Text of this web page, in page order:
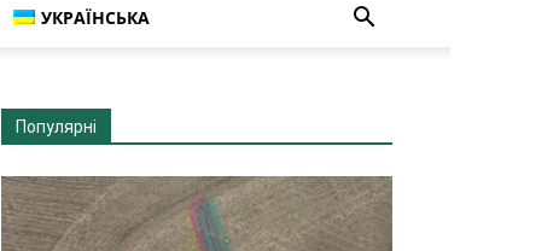
УКРАЇНСЬКА
Популярні